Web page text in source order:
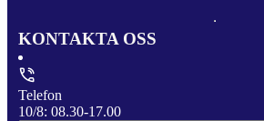
KONTAKTA OSS
Telefon
10/8: 08.30-17.00